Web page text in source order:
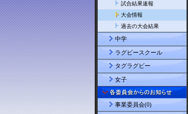
試合結果速報
大会情報
過去の大会結果
中学
ラグビースクール
タグラグビー
女子
事業委員会(0)